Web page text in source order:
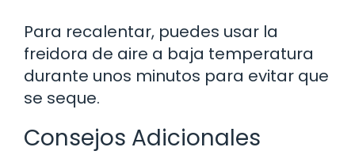
Para recalentar, puedes usar la
freidora de aire a baja temperatura
durante unos minutos para evitar que
se seque.
Consejos Adicionales